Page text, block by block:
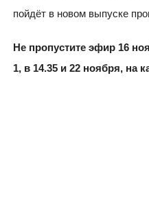
пойдёт в новом выпуске
Не пропустите эфир 16
1, в 14.35 и 22 ноября, на